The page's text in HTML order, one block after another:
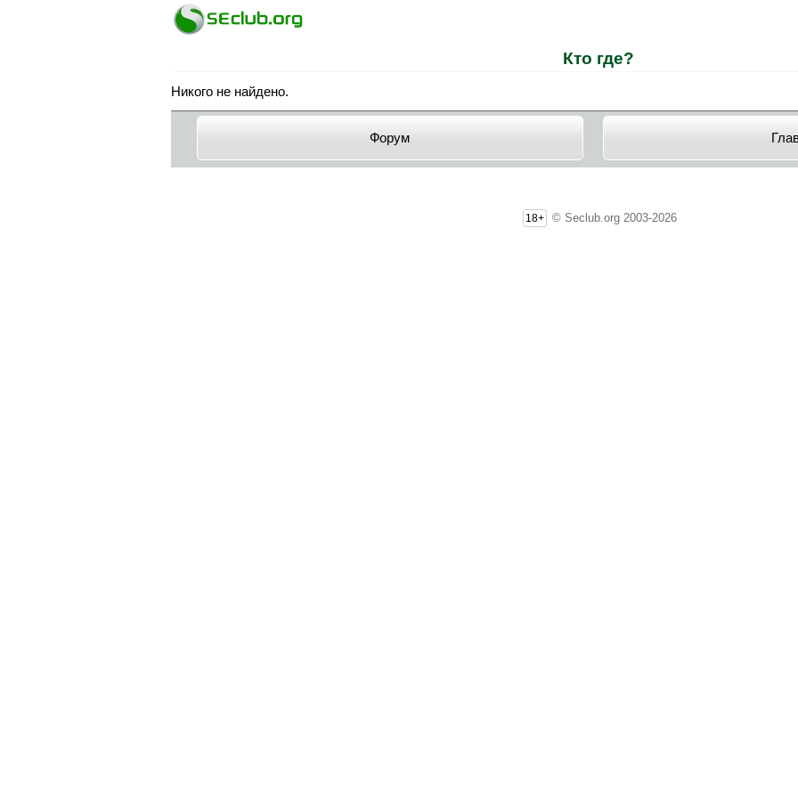
Кто где?
Никого не найдено.
Форум
18+ © Seclub.org 2003-2026